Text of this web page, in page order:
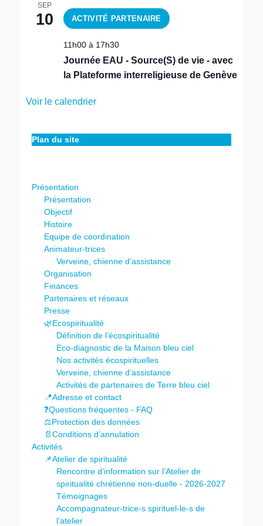
SEP
10
11h00 à 17h30
Journée EAU - Source(S) de vie - avec
la Plateforme interreligieuse de Genève
Voir le calendrier
Plan du site
Présentation
Présentation
Objectif
Histoire
Equipe de coordination
Animateur-trices
Verveine, chienne d’assistance
Organisation
Finances
Partenaires et réseaux
Presse
🌿Ecospiritualité
Définition de l’écospiritualité
Eco-diagnostic de la Maison bleu ciel
Nos activités écospirituelles
Verveine, chienne d’assistance
Activités de partenaires de Terre bleu ciel
📍Adresse et contact
❓Questions fréquentes - FAQ
⚖️Protection des données
📄Conditions d’annulation
Activités
📌Atelier de spiritualité
Rencontre d’information sur l’Atelier de
spiritualité chrétienne non-duelle - 2026-2027
Témoignages
Accompagnateur-trice-s spirituel-le-s de
l’atelier